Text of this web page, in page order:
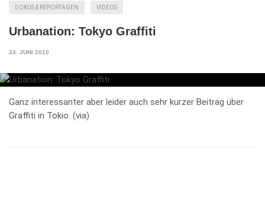
DOKUS & REPORTAGEN VIDEOS
Urbanation: Tokyo Graffiti
24. JUNI 2010
Ganz interessanter aber leider auch sehr kurzer Beitrag über
Graffiti in Tokio. (via)